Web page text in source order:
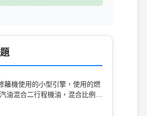
油混合二行程機油，混合比例為